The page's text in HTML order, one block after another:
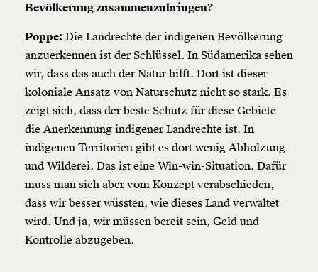
Bevölkerung zusammenzubringen?
Poppe: Die Landrechte der indigenen Bevölkerung
anzuerkennen ist der Schlüssel. In Südamerika sehen
wir, dass das auch der Natur hilft. Dort ist dieser
koloniale Ansatz von Naturschutz nicht so stark. Es
zeigt sich, dass der beste Schutz für diese Gebiete
die Anerkennung indigener Landrechte ist. In
indigenen Territorien gibt es dort wenig Abholzung
und Wilderei. Das ist eine Win-win-Situation. Dafür
muss man sich aber vom Konzept verabschieden,
dass wir besser wüssten, wie dieses Land verwaltet
wird. Und ja, wir müssen bereit sein, Geld und
Kontrolle abzugeben.